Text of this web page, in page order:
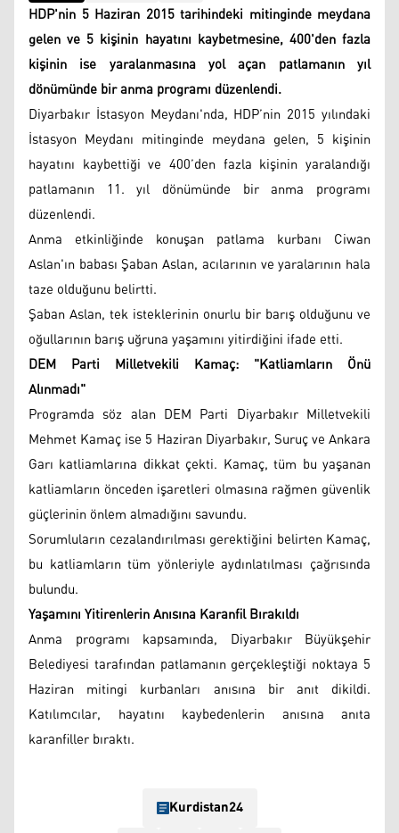
HDP'nin 5 Haziran 2015 tarihindeki mitinginde meydana
gelen ve 5 kişinin hayatını kaybetmesine, 400'den fazla
kişinin ise yaralanmasına yol açan patlamanın yıl
dönümünde bir anma programı düzenlendi.
Diyarbakır İstasyon Meydanı'nda, HDP’nin 2015 yılındaki
İstasyon Meydanı mitinginde meydana gelen, 5 kişinin
hayatını kaybettiği ve 400’den fazla kişinin yaralandığı
patlamanın 11. yıl dönümünde bir anma programı
düzenlendi.
Anma etkinliğinde konuşan patlama kurbanı Ciwan
Aslan'ın babası Şaban Aslan, acılarının ve yaralarının hala
taze olduğunu belirtti.
Şaban Aslan, tek isteklerinin onurlu bir barış olduğunu ve
oğullarının barış uğruna yaşamını yitirdiğini ifade etti.
DEM Parti Milletvekili Kamaç: "Katliamların Önü
Alınmadı"
Programda söz alan DEM Parti Diyarbakır Milletvekili
Mehmet Kamaç ise 5 Haziran Diyarbakır, Suruç ve Ankara
Garı katliamlarına dikkat çekti. Kamaç, tüm bu yaşanan
katliamların önceden işaretleri olmasına rağmen güvenlik
güçlerinin önlem almadığını savundu.
Sorumluların cezalandırılması gerektiğini belirten Kamaç,
bu katliamların tüm yönleriyle aydınlatılması çağrısında
bulundu.
Yaşamını Yitirenlerin Anısına Karanfil Bırakıldı
Anma programı kapsamında, Diyarbakır Büyükşehir
Belediyesi tarafından patlamanın gerçekleştiği noktaya 5
Haziran mitingi kurbanları anısına bir anıt dikildi.
Katılımcılar, hayatını kaybedenlerin anısına anıta
karanfiller bıraktı.
Kurdistan24